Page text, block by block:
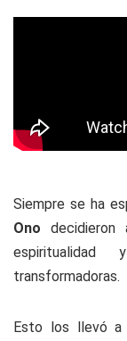
Siempre se ha
Ono
transformadoras.
Esto los llevó a